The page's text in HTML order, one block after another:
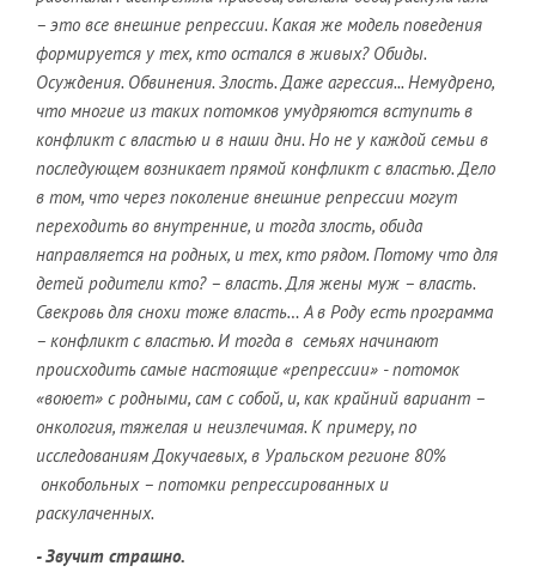
– это все внешние репрессии. Какая же модель поведения
формируется у тех, кто остался в живых? Обиды.
Осуждения. Обвинения. Злость. Даже агрессия... Немудрено,
что многие из таких потомков умудряются вступить в
конфликт с властью и в наши дни. Но не у каждой семьи в
последующем возникает прямой конфликт с властью. Дело
в том, что через поколение внешние репрессии могут
переходить во внутренние, и тогда злость, обида
направляется на родных, и тех, кто рядом. Потому что для
детей родители кто? – власть. Для жены муж – власть.
Свекровь для снохи тоже власть… А в Роду есть программа
– конфликт с властью. И тогда в семьях начинают
происходить самые настоящие «репрессии» - потомок
«воюет» с родными, сам с собой, и, как крайний вариант –
онкология, тяжелая и неизлечимая. К примеру, по
исследованиям Докучаевых, в Уральском регионе 80%
онкобольных – потомки репрессированных и
раскулаченных.
- Звучит страшно.